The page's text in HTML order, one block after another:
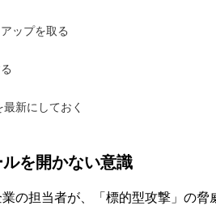
ップを取る
新にしておく
を開かない意識
の担当者が、「標的型攻撃」の